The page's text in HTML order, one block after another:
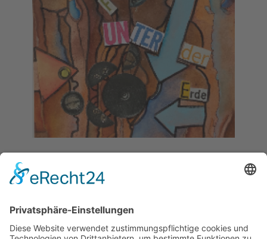
Bildelemente
Konkret:Tiefe- Charakter:
Undurchsichtigkeit, Undurchdringlichkeit,